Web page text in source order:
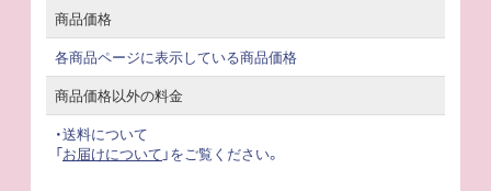
商品価格
各商品ページに表示している商品価格
商品価格以外の料金
・送料について
「お届けについて 」をご覧ください。